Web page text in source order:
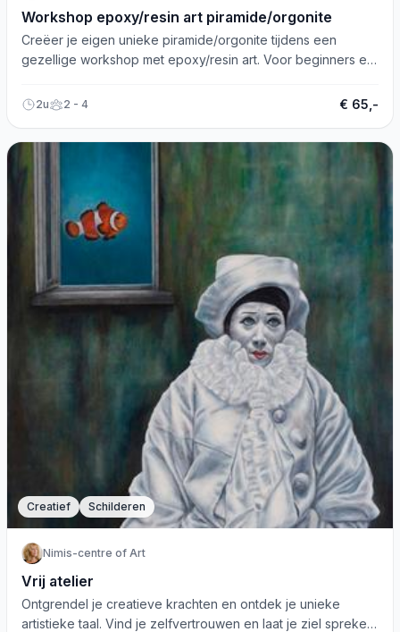
Workshop epoxy/resin art piramide/orgonite
Creëer je eigen unieke piramide/orgonite tijdens een
gezellige workshop met epoxy/resin art. Voor beginners en
2u 2 - 4 € 65,-
Creatief Schilderen
Nimis-centre of Art
Vrij atelier
Ontgrendel je creatieve krachten en ontdek je unieke
artistieke taal. Vind je zelfvertrouwen en laat je ziel spreken